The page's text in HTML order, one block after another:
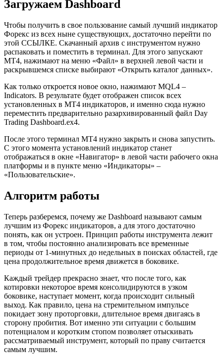
Загружаем Dashboard
Чтобы получить в свое пользование самый лучший индикатор
Форекс из всех ныне существующих, достаточно перейти по
этой ССЫЛКЕ. Скачанный архив с инструментом нужно
распаковать и поместить в терминал. Для этого запускают
МТ4, нажимают на меню «Файл» в верхней левой части и
раскрывшемся списке выбирают «Открыть каталог данных».
Как только откроется новое окно, нажимают MQL4 –
Indicators. В результате будет отображен список всех
установленных в МТ4 индикаторов, и именно сюда нужно
переместить предварительно разархивированный файл Day
Trading Dashboard.ex4.
После этого терминал МТ4 нужно закрыть и снова запустить.
С этого момента установлений индикатор станет
отображаться в окне «Навигатор» в левой части рабочего окна
платформы и в пункте меню «Индикаторы» –
«Пользовательские».
Алгоритм работы
Теперь разберемся, почему же Dashboard называют самым
лучшим из Форекс индикаторов, а для этого достаточно
понять, как он устроен. Принцип работы инструмента лежит
в том, чтобы постоянно анализировать все временные
периоды от 1-минутных до недельных в поисках областей, где
цена продолжительное время движется в боковике.
Каждый трейдер прекрасно знает, что после того, как
котировки некоторое время консолидируются в узком
боковике, наступает момент, когда происходит сильный
выход. Как правило, цена на стремительном импульсе
покидает зону проторговки, длительное время двигаясь в
сторону пробития. Вот именно эти ситуации с большим
потенциалом и коротким стопом позволяет отыскивать
рассматриваемый инструмент, который по праву считается
самым лучшим.